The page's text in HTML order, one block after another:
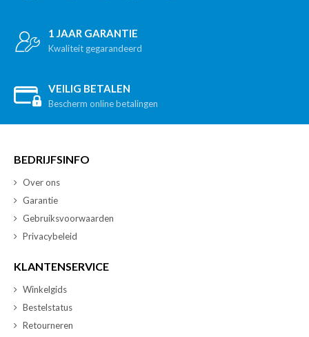
1 JAAR GARANTIE
Kwaliteit gegarandeerd
VEILIG BETALEN
Bescherm online betalingen
BEDRIJFSINFO
Over ons
Garantie
Gebruiksvoorwaarden
Privacybeleid
KLANTENSERVICE
Winkelgids
Bestelstatus
Retourneren